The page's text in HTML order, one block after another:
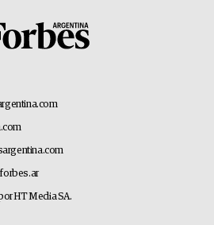
HT Media SA.